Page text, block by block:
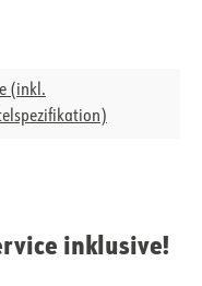
(inkl.
inklusive!